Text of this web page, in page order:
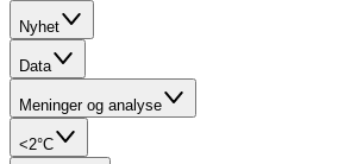
Nyhet
Data
Meninger og analyse
<2°C